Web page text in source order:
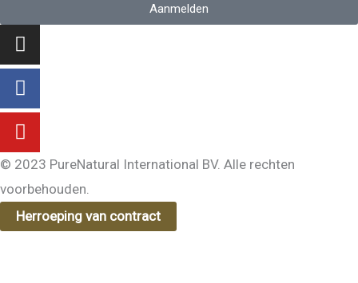
Aanmelden
Instagram
Facebook-
f
Youtube
© 2023 PureNatural International BV. Alle rechten
voorbehouden.
Herroeping van contract